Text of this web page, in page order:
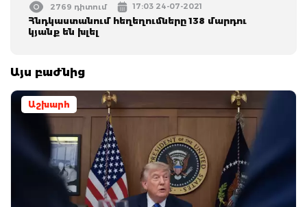
2769 դիտում 17:03 24-07-2021
Հնդկաստանում հեղեղումները 138 մարդու
կյանք են խլել
Այս բաժնից
Աշխարհ